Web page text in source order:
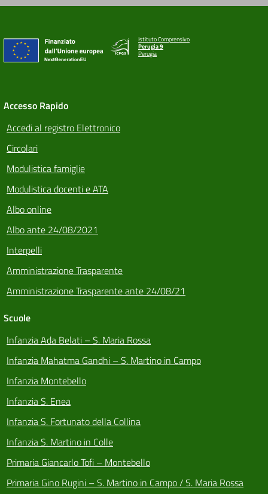
Istituto Comprensivo
Perugia 9
Perugia
Accesso Rapido
Accedi al registro Elettronico
Circolari
Modulistica famiglie
Modulistica docenti e ATA
Albo online
Albo ante 24/08/2021
Interpelli
Amministrazione Trasparente
Amministrazione Trasparente ante 24/08/21
Scuole
Infanzia Ada Belati – S. Maria Rossa
Infanzia Mahatma Gandhi – S. Martino in Campo
Infanzia Montebello
Infanzia S. Enea
Infanzia S. Fortunato della Collina
Infanzia S. Martino in Colle
Primaria Giancarlo Tofi – Montebello
Primaria Gino Rugini – S. Martino in Campo / S. Maria Rossa